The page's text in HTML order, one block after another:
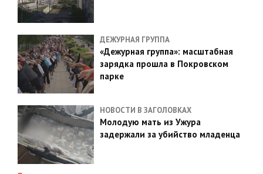
ДЕЖУРНАЯ ГРУППА
«Дежурная группа»: масштабная
зарядка прошла в Покровском
парке
НОВОСТИ В ЗАГОЛОВКАХ
Молодую мать из Ужура
задержали за убийство младенца